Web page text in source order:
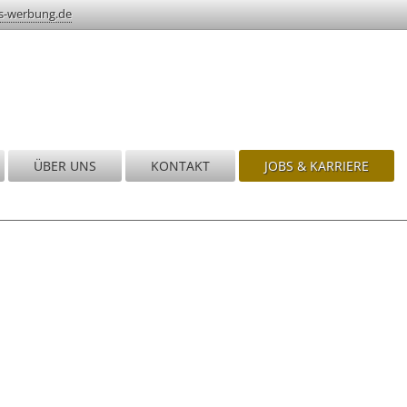
werbung.de
ÜBER UNS KONTAKT JOBS & KARRIERE